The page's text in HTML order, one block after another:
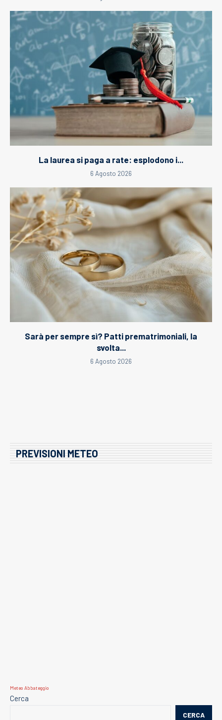
La laurea si paga a rate: esplodono i...
6 Agosto 2026
Sarà per sempre sì? Patti prematrimoniali, la
svolta...
6 Agosto 2026
PREVISIONI METEO
Meteo Abbateggio
Cerca
CERCA